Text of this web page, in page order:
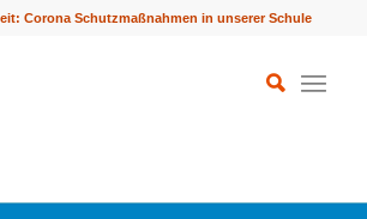
Corona Schutzmaßnahmen in unserer Schule